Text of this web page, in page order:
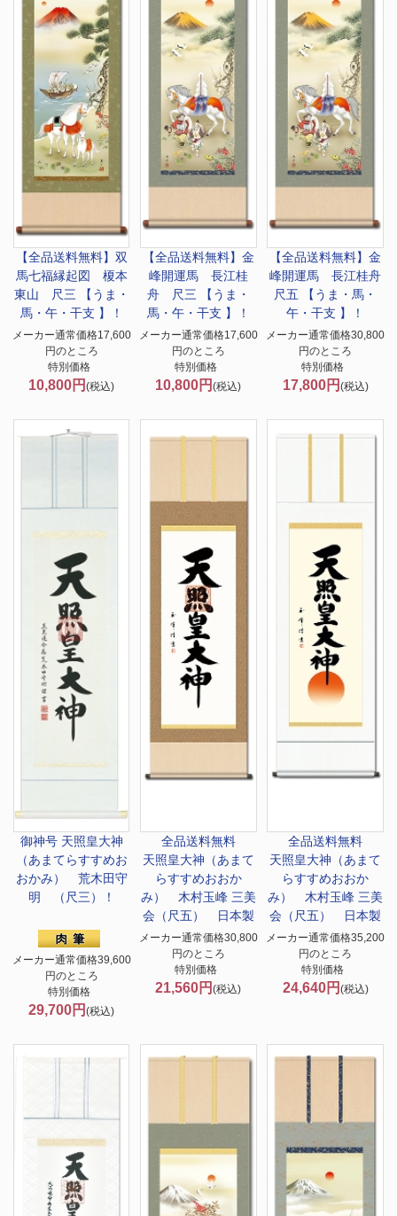
【全品送料無料】 双
馬七福縁起図 榎本
東山 尺三 【うま・
馬・午・干支 】！
メーカー通常価格17,600
円のところ
特別価格
10,800円(税込)
【全品送料無料】 金
峰開運馬 長江桂
舟 尺三 【うま・
馬・午・干支 】！
メーカー通常価格17,600
円のところ
特別価格
10,800円(税込)
【全品送料無料】金
峰開運馬 長江桂舟
尺五 【うま・馬・
午・干支 】！
メーカー通常価格30,800
円のところ
特別価格
17,800円 (税込)
御神号 天照皇大神
（あまてらすすめお
おかみ） 荒木田守
明 （尺三）！
メーカー通常価格39,600
円のところ
特別価格
29,700円(税込)
全品送料無料
天照皇大神（あまて
らすすめおおか
み） 木村玉峰 三美
会（尺五） 日本製
メーカー通常価格30,800
円のところ
特別価格
21,560円(税込)
全品送料無料
天照皇大神（あまて
らすすめおおか
み） 木村玉峰 三美
会（尺五） 日本製
メーカー通常価格35,200
円のところ
特別価格
24,640円 (税込)